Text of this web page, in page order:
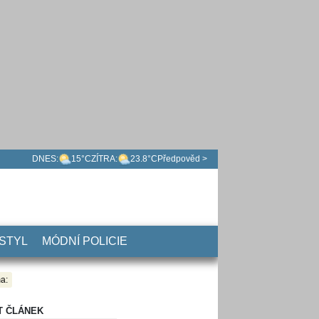
DNES: 15°CZÍTRA: 23.8°C Předpověd >
MÓDNÍ POLICIE
ČLÁNEK